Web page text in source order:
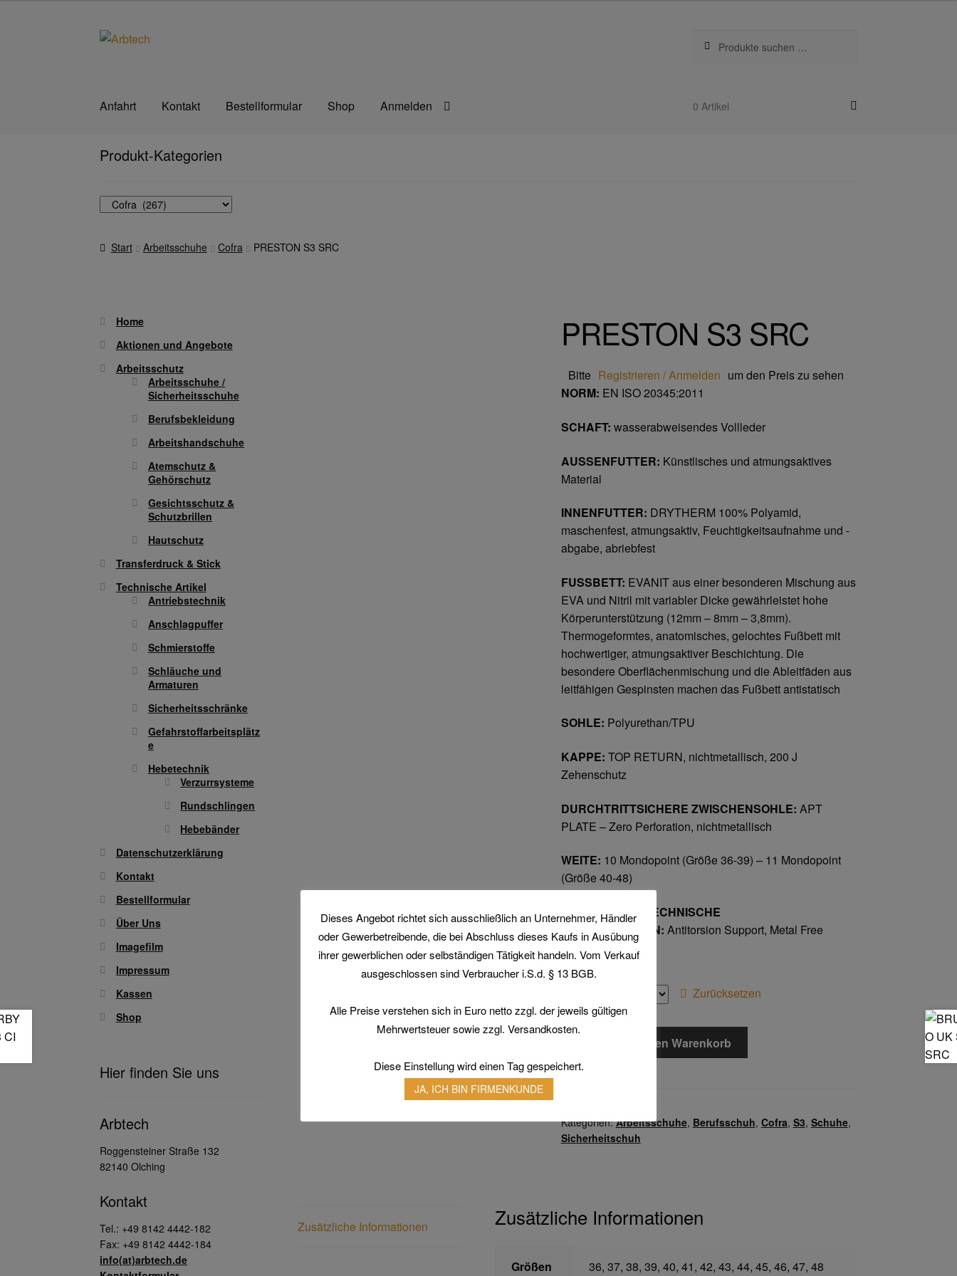
Zur
Zum
nach:
Anfahrt Kontakt Bestellformular Shop Anmelden
StartAGB Aktionen und Angebote
0 Artikel
Produkt-Kategorien
Start Arbeitsschuhe Cofra PRESTON S3 SRC
PRESTON S3 SRC
Bitte Registrieren / Anmelden um den Preis zu sehen
NORM: EN ISO 20345:2011
SCHAFT: wasserabweisendes Vollleder
AUSSENFUTTER: Künstlisches und atmungsaktives
Material
INNENFUTTER: DRYTHERM 100% Polyamid,
maschenfest, atmungsaktiv, Feuchtigkeitsaufnahme und -
abgabe, abriebfest
FUSSBETT: EVANIT aus einer besonderen Mischung aus
EVA und Nitril mit variabler Dicke gewährleistet hohe
Körperunterstützung (12mm – 8mm – 3,8mm).
Thermogeformtes, anatomisches, gelochtes Fußbett mit
hochwertiger, atmungsaktiver Beschichtung. Die
besondere Oberflächenmischung und die Ableitfäden aus
leitfähigen Gespinsten machen das Fußbett antistatisch
SOHLE: Polyurethan/TPU
KAPPE: TOP RETURN, nichtmetallisch, 200 J
Zehenschutz
DURCHTRITTSICHERE ZWISCHENSOHLE: APT
PLATE – Zero Perforation, nichtmetallisch
WEITE: 10 Mondopoint (Größe 36-39) – 11 Mondopoint
(Größe 40-48)
ZUSÄTZLICHE TECHNISCHE
EIGENSCHAFTEN: Antitorsion Support, Metal Free
Größen
Zurücksetzen
PRESTON
SRC
In den Warenkorb
Kategorien:Arbeitsschuhe, Berufsschuh, Cofra, S3, Schuhe,
Sicherheitschuh
Zusätzliche Informationen Zusätzliche Informationen
Größen 36, 37, 38, 39, 40, 41, 42, 43, 44, 45, 46, 47, 48
Home
Aktionen und Angebote
Arbeitsschutz
Arbeitsschuhe /
Sicherheitsschuhe
Berufsbekleidung
Arbeitshandschuhe
Atemschutz &
Gehörschutz
Gesichtsschutz &
Schutzbrillen
Hautschutz
Transferdruck & Stick
Technische Artikel
Antriebstechnik
Anschlagpuffer
Schmierstoffe
Schläuche und
Armaturen
Sicherheitsschränke
Gefahrstoffarbeitsplätz
e
Hebetechnik
Verzurrsysteme
Rundschlingen
Hebebänder
Datenschutzerklärung
Kontakt
Bestellformular
Über Uns
Imagefilm
Impressum
Kassen
Shop
Hier finden Sie uns
Arbtech
Roggensteiner Straße 132
82140 Olching
Kontakt
Tel.: +49 8142 4442-182
Fax: +49 8142 4442-184
info(at)arbtech.de
Dieses Angebot richtet sich ausschließlich an Unternehmer, Händler
oder Gewerbetreibende, die bei Abschluss dieses Kaufs in Ausübung
ihrer gewerblichen oder selbständigen Tätigkeit handeln. Vom Verkauf
ausgeschlossen sind Verbraucher i.S.d. § 13 BGB.
Alle Preise verstehen sich in Euro netto zzgl. der jeweils gültigen
Mehrwertsteuer sowie zzgl. Versandkosten.
Diese Einstellung wird einen Tag gespeichert.
JA, ICH BIN FIRMENKUNDE